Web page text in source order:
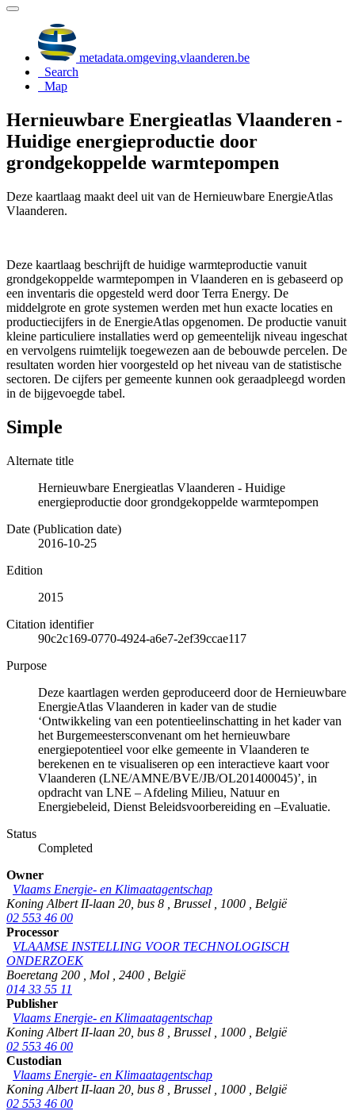
metadata.omgeving.vlaanderen.be
Search
Map
Hernieuwbare Energieatlas Vlaanderen -
Huidige energieproductie door
grondgekoppelde warmtepompen
Deze kaartlaag maakt deel uit van de Hernieuwbare EnergieAtlas
Vlaanderen.
Deze kaartlaag beschrijft de huidige warmteproductie vanuit
grondgekoppelde warmtepompen in Vlaanderen en is gebaseerd op
een inventaris die opgesteld werd door Terra Energy. De
middelgrote en grote systemen werden met hun exacte locaties en
productiecijfers in de EnergieAtlas opgenomen. De productie vanuit
kleine particuliere installaties werd op gemeentelijk niveau ingeschat
en vervolgens ruimtelijk toegewezen aan de bebouwde percelen. De
resultaten worden hier voorgesteld op het niveau van de statistische
sectoren. De cijfers per gemeente kunnen ook geraadpleegd worden
in de bijgevoegde tabel.
Simple
Alternate title
Hernieuwbare Energieatlas Vlaanderen - Huidige
energieproductie door grondgekoppelde warmtepompen
Date (Publication date)
2016-10-25
Edition
2015
Citation identifier
90c2c169-0770-4924-a6e7-2ef39ccae117
Purpose
Deze kaartlagen werden geproduceerd door de Hernieuwbare
EnergieAtlas Vlaanderen in kader van de studie
‘Ontwikkeling van een potentieelinschatting in het kader van
het Burgemeestersconvenant om het hernieuwbare
energiepotentieel voor elke gemeente in Vlaanderen te
berekenen en te visualiseren op een interactieve kaart voor
Vlaanderen (LNE/AMNE/BVE/JB/OL201400045)’, in
opdracht van LNE – Afdeling Milieu, Natuur en
Energiebeleid, Dienst Beleidsvoorbereiding en –Evaluatie.
Status
Completed
Owner
Vlaams Energie- en Klimaatagentschap
Koning Albert II-laan 20, bus 8
Brussel 1000
België
02 553 46 00
Processor
VLAAMSE INSTELLING VOOR TECHNOLOGISCH
ONDERZOEK
Boeretang 200
Mol 2400
België
014 33 55 11
Publisher
Vlaams Energie- en Klimaatagentschap
Koning Albert II-laan 20, bus 8
Brussel 1000
België
02 553 46 00
Custodian
Vlaams Energie- en Klimaatagentschap
Koning Albert II-laan 20, bus 8
Brussel 1000
België
02 553 46 00